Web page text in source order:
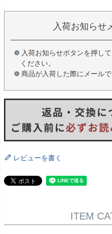
入荷お知らせ
入荷お知らせボタンを押し
ください。
商品が入荷した際にメール
レビューを書く
ITEM